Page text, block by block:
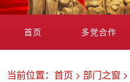
首页 多党合作
当前位置： 首页 > 部门之窗 >